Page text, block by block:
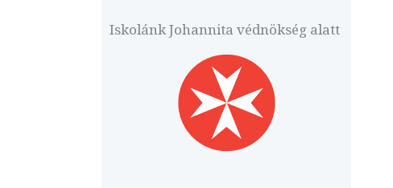
Iskolánk Johannita védnökség alatt